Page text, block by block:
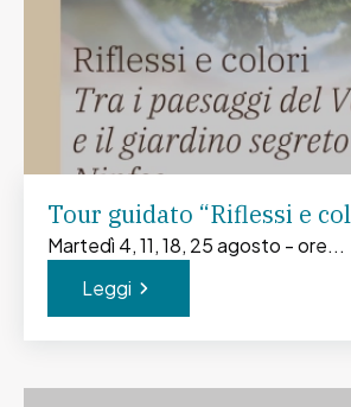
Tour guidato “Riflessi e
Martedì 4, 11, 18, 25 agosto - ore...
Leggi